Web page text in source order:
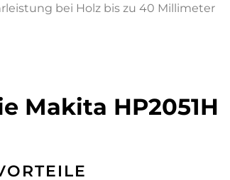
bei Holz bis zu 40 Millimeter
Makita HP2051H